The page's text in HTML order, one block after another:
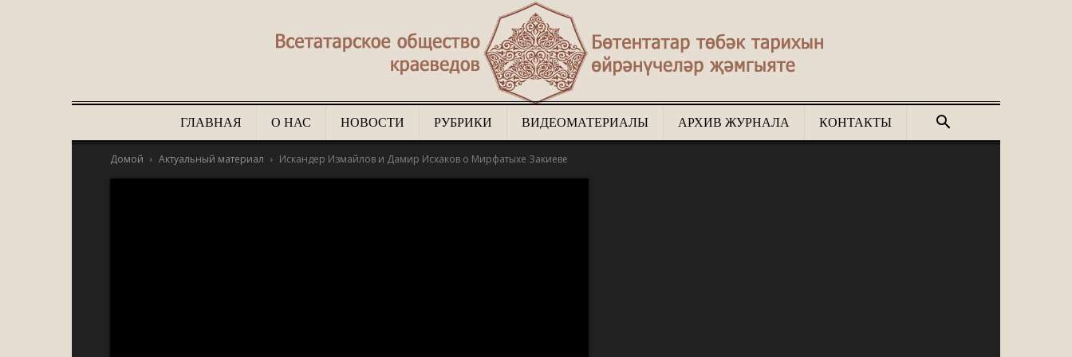
Туган
ГЛАВНАЯ О НАС НОВОСТИ РУБРИКИ ВИДЕОМАТЕРИАЛЫ АРХИВ ЖУРНАЛА КОНТАКТЫ
Домой Актуальный материал Искандер Измайлов и Дамир Исхаков о Мирфатыхе Закиеве